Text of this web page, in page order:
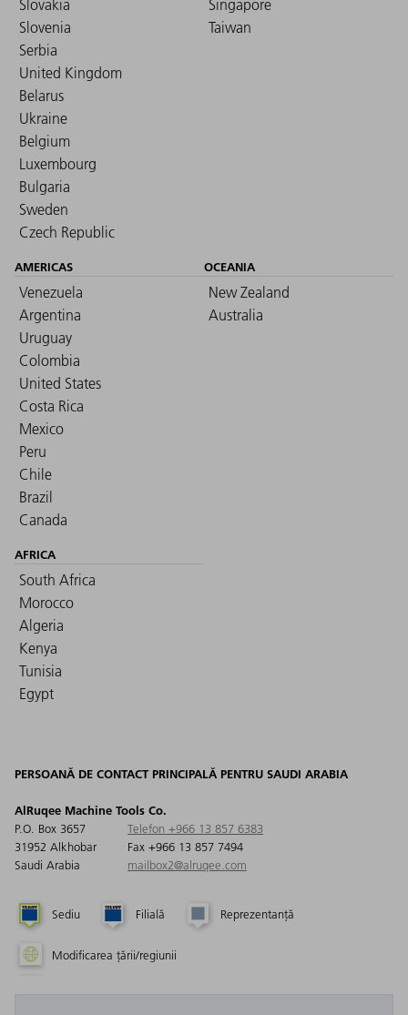
Slovakia
Slovenia
Serbia
United Kingdom
Belarus
Ukraine
Belgium
Luxembourg
Bulgaria
Sweden
Czech Republic
Singapore
Taiwan
AMERICAS
Venezuela
Argentina
Uruguay
Colombia
United States
Costa Rica
Mexico
Peru
Chile
Brazil
Canada
OCEANIA
New Zealand
Australia
AFRICA
South Africa
Morocco
Algeria
Kenya
Tunisia
Egypt
PERSOANĂ DE CONTACT PRINCIPALĂ PENTRU SAUDI ARABIA
AlRuqee Machine Tools Co.
P.O. Box 3657
31952 Alkhobar
Saudi Arabia
Telefon +966 13 857 6383
Fax +966 13 857 7494
mailbox2@alruqee.com
Sediu Filială Reprezentanță
Modificarea țării/regiunii